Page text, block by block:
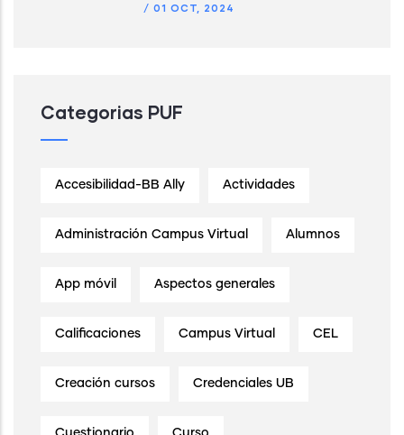
/ 01 OCT, 2024
Categorias PUF
Accesibilidad-BB Ally Actividades
Administración Campus Virtual Alumnos
App móvil Aspectos generales
Calificaciones Campus Virtual CEL
Creación cursos Credenciales UB